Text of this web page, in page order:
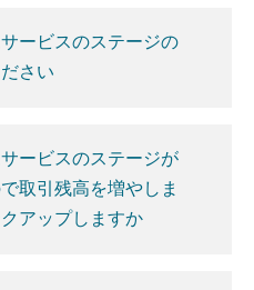
ービスのステージの
さい
ービスのステージが
取引残高を増やしま
アップしますか